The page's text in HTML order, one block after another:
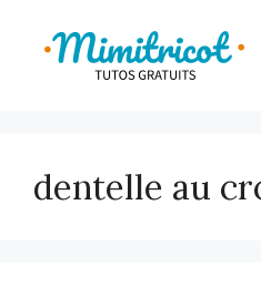
contenu
dentelle au